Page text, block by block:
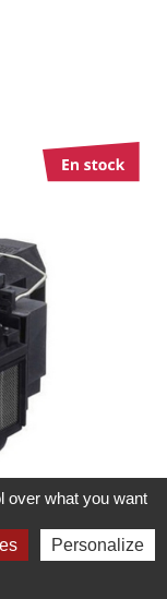
Epson
over what you want
Personalize